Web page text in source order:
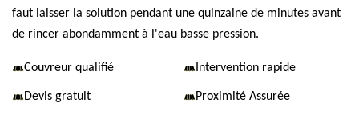
faut laisser la solution pendant une quinzaine de minutes avant
de rincer abondamment à l'eau basse pression.
Couvreur qualifié Intervention rapide
Devis gratuit Proximité Assurée